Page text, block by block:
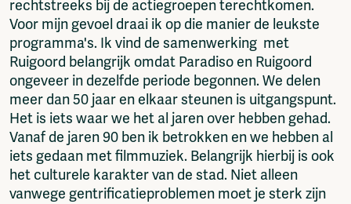
rechtstreeks bij de actiegroepen terechtkomen.
Voor mijn gevoel draai ik op die manier de leukste
programma's. Ik vind de samenwerking met
Ruigoord belangrijk omdat Paradiso en Ruigoord
ongeveer in dezelfde periode begonnen. We delen
meer dan 50 jaar en elkaar steunen is uitgangspunt.
Het is iets waar we het al jaren over hebben gehad.
Vanaf de jaren 90 ben ik betrokken en we hebben al
iets gedaan met filmmuziek. Belangrijk hierbij is ook
het culturele karakter van de stad. Niet alleen
vanwege gentrificatieproblemen moet je sterk zijn